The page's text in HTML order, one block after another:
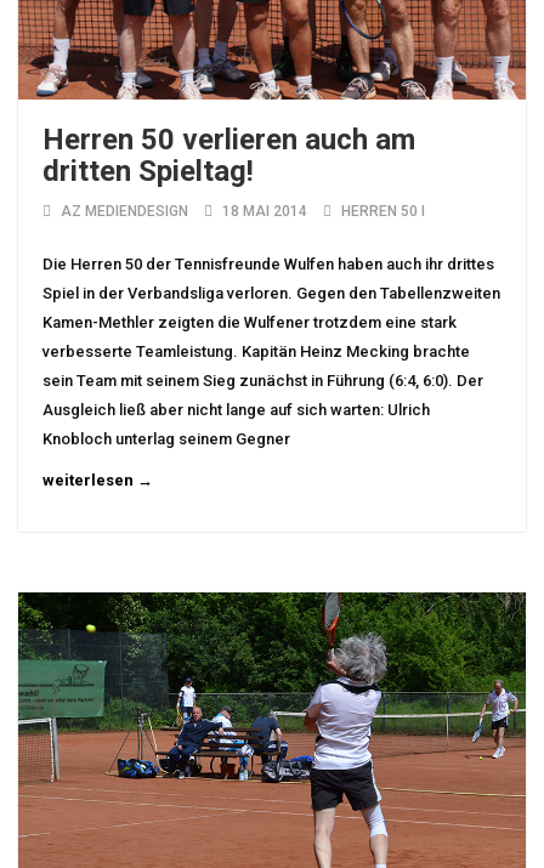
Herren 50 verlieren auch am
dritten Spieltag!
AZ MEDIENDESIGN 18 MAI 2014 HERREN 50 I
Die Herren 50 der Tennisfreunde Wulfen haben auch ihr drittes
Spiel in der Verbandsliga verloren. Gegen den Tabellenzweiten
Kamen-Methler zeigten die Wulfener trotzdem eine stark
verbesserte Teamleistung. Kapitän Heinz Mecking brachte
sein Team mit seinem Sieg zunächst in Führung (6:4, 6:0). Der
Ausgleich ließ aber nicht lange auf sich warten: Ulrich
Knobloch unterlag seinem Gegner
weiterlesen →